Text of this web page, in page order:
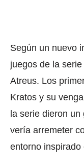
Según un nuevo
juegos de la
Atreus. Los
Kratos y su
la serie dieron
vería arremeter
entorno inspirado